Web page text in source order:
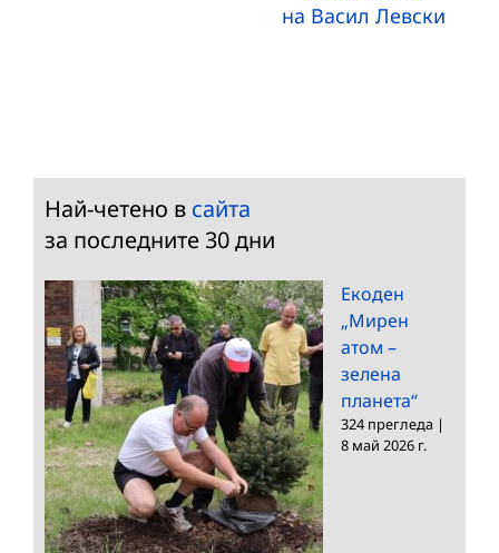
на Васил Левски
Най-четено в сайта
за последните 30 дни
Екоден
„Мирен
атом –
зелена
планета“
324 прегледа |
8 май 2026 г.